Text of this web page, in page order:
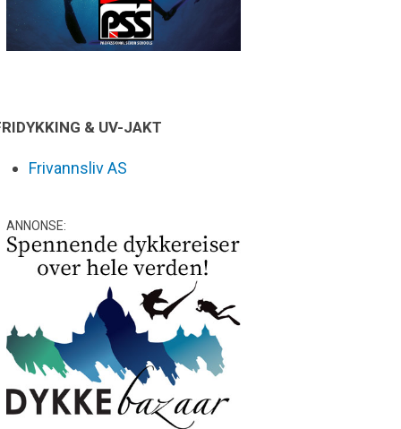
& UV-JAKT
Frivannsliv AS
ANNONSE: